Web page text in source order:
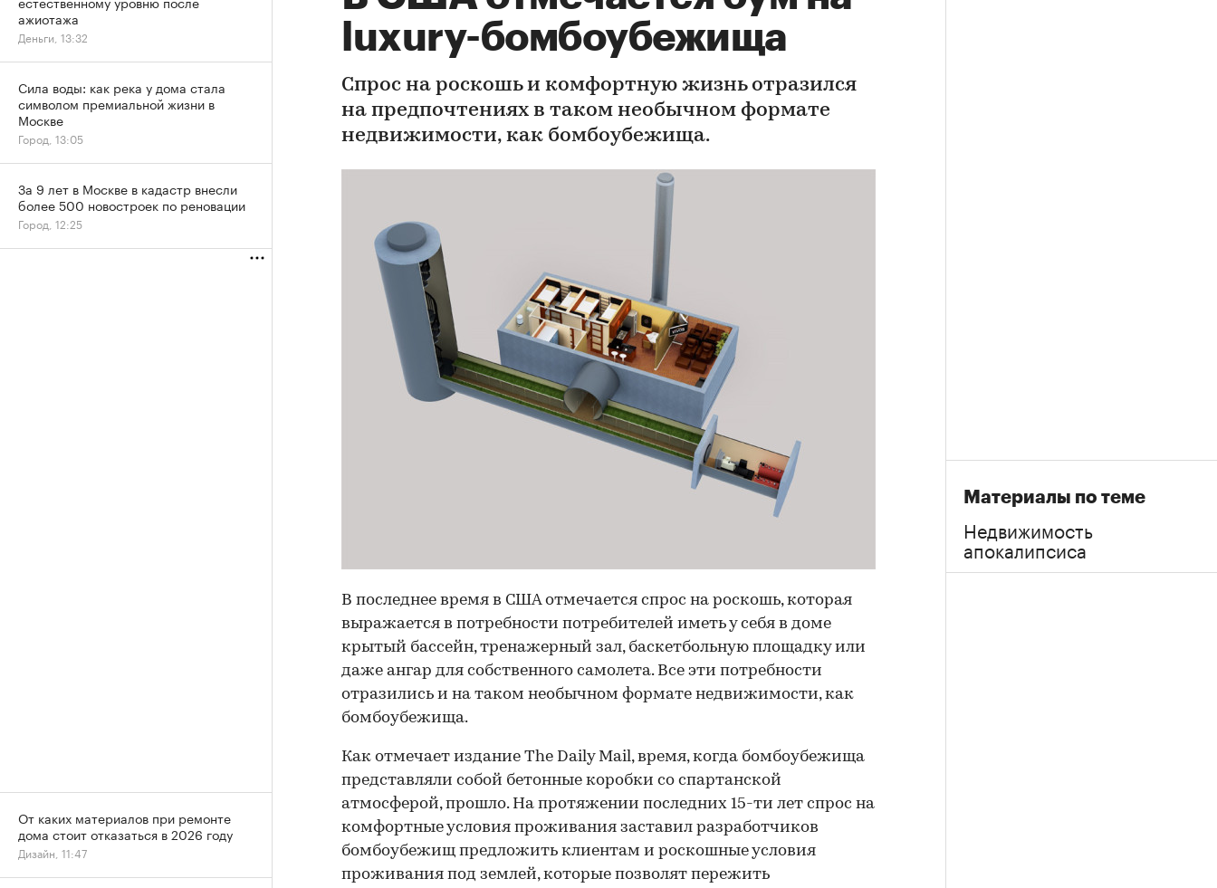
luxury-бомбоубежища
Спрос на роскошь и комфортную жизнь отразился
на предпочтениях в таком необычном формате
недвижимости, как бомбоубежища.
В последнее время в США отмечается спрос на роскошь, которая
выражается в потребности потребителей иметь у себя в доме
крытый бассейн, тренажерный зал, баскетбольную площадку или
даже ангар для собственного самолета. Все эти потребности
отразились и на таком необычном формате недвижимости, как
бомбоубежища.
Как отмечает издание The Daily Mail, время, когда бомбоубежища
представляли собой бетонные коробки со спартанской
атмосферой, прошло. На протяжении последних 15-ти лет спрос на
комфортные условия проживания заставил разработчиков
бомбоубежищ предложить клиентам и роскошные условия
проживания под землей, которые позволят пережить
Материалы по теме
Недвижимость
апокалипсиса
ажиотажа
Деньги, 13:32
Сила воды: как река у дома стала
символом премиальной жизни в
Москве
Город, 13:05
За 9 лет в Москве в кадастр внесли
более 500 новостроек по реновации
Город, 12:25
От каких материалов при ремонте
дома стоит отказаться в 2026 году
Дизайн, 11:47